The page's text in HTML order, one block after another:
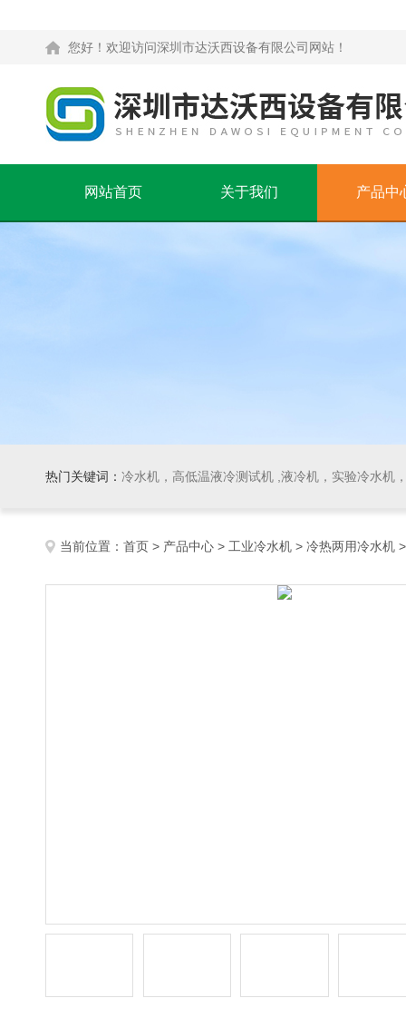
您好！欢迎访问深圳市达沃西设备有限公司网站！
网站首页 关于我们 产品中
热门关键词： 冷水机，高低温液冷测试机 ,液冷机，实验冷水机，
当前位置： 首页 > 产品中心 > 工业冷水机 > 冷热两用冷水机